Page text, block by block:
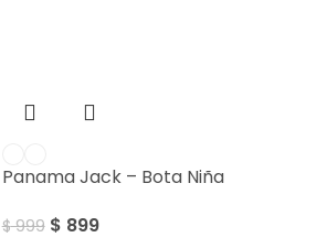
Panama Jack – Bota Niña
$999 $ 899